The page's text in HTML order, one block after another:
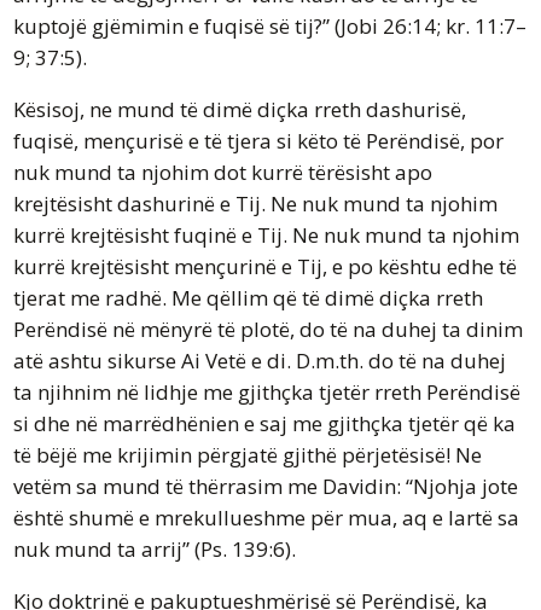
kuptojë gjëmimin e fuqisë së tij?” (Jobi 26:14; kr. 11:7–
9; 37:5).
Kësisoj, ne mund të dimë diçka rreth dashurisë,
fuqisë, mençurisë e të tjera si këto të Perëndisë, por
nuk mund ta njohim dot kurrë tërësisht apo
krejtësisht dashurinë e Tij. Ne nuk mund ta njohim
kurrë krejtësisht fuqinë e Tij. Ne nuk mund ta njohim
kurrë krejtësisht mençurinë e Tij, e po kështu edhe të
tjerat me radhë. Me qëllim që të dimë diçka rreth
Perëndisë në mënyrë të plotë, do të na duhej ta dinim
atë ashtu sikurse Ai Vetë e di. D.m.th. do të na duhej
ta njihnim në lidhje me gjithçka tjetër rreth Perëndisë
si dhe në marrëdhënien e saj me gjithçka tjetër që ka
të bëjë me krijimin përgjatë gjithë përjetësisë! Ne
vetëm sa mund të thërrasim me Davidin: “Njohja jote
është shumë e mrekullueshme për mua, aq e lartë sa
nuk mund ta arrij” (Ps. 139:6).
Kjo doktrinë e pakuptueshmërisë së Perëndisë, ka